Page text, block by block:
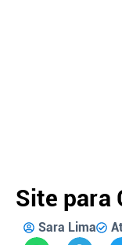
Site para
Sara Lima